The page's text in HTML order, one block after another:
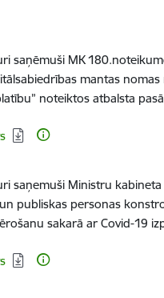
saņēmuši MK
mantas
noteiktos atbalsta
saņemuši Ministru
publiskas personas
sakarā ar Covid-19